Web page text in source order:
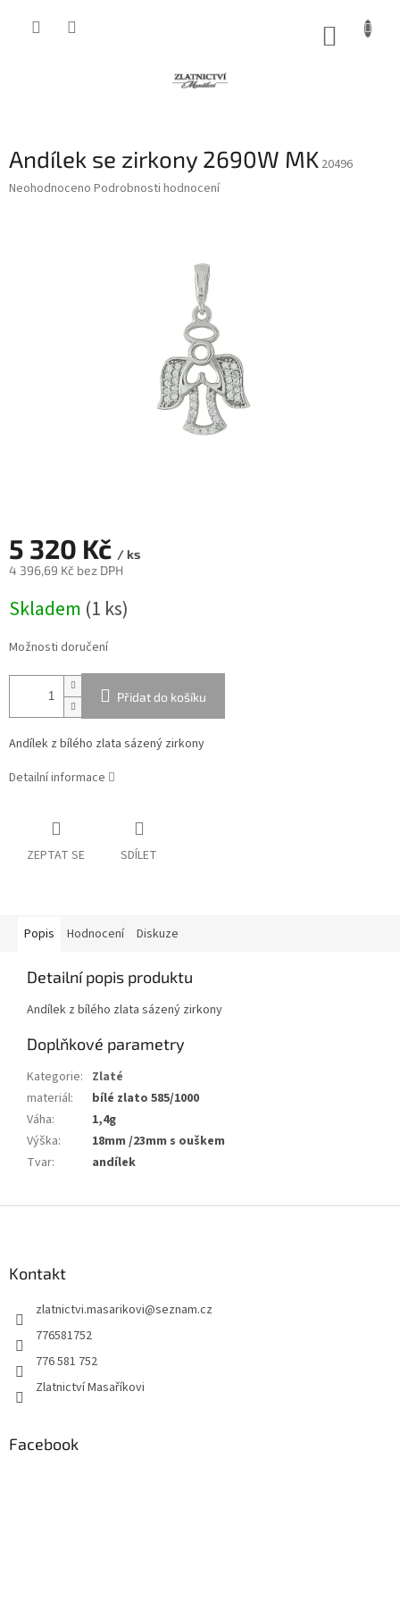
Andílek se zirkony 2690W MK 20496
Průměrné
Neohodnoceno Podrobnosti hodnocení
5 320 Kč / ks
4 396,69 Kč bez DPH
cena:
Skladem (1 ks)
Možnosti doručení
Přidat do košíku
Andílek z bílého zlata sázený zirkony
Detailní informace
ZEPTAT SE SDÍLET
Popis Hodnocení Diskuze
Detailní popis produktu
Andílek z bílého zlata sázený zirkony
Doplňkové parametry
Kategorie: Zlaté
materiál:
bílé zlato 585/1000
Váha:
1,4g
Výška:
18mm /23mm s ouškem
Tvar: andílek
Kontakt
zlatnictvi.masarikovi@seznam.cz
776581752
776 581 752
Zlatnictví Masaříkovi
Facebook